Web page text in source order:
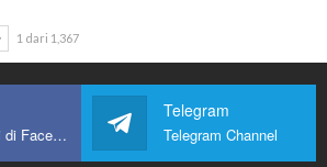
1 dari 1,367
Sertai kami di Facebook
Telegram
Telegram Channel